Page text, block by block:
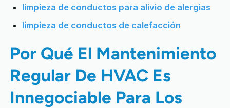
limpieza de conductos para alivio de alergias
limpieza de conductos de calefacción
Por Qué El Mantenimiento
Regular De HVAC Es
Innegociable Para Los